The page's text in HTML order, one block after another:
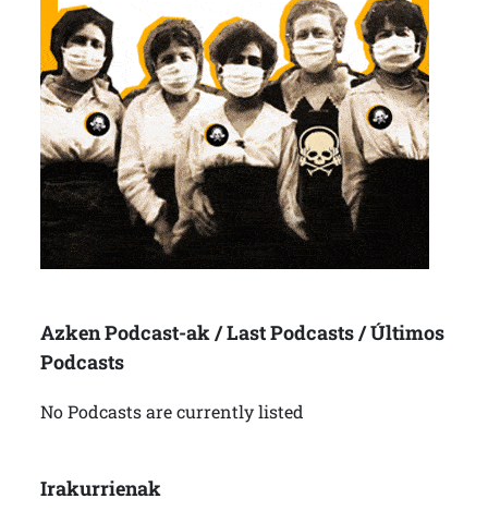
Azken Podcast-ak / Last Podcasts / Últimos
Podcasts
No Podcasts are currently listed
Irakurrienak